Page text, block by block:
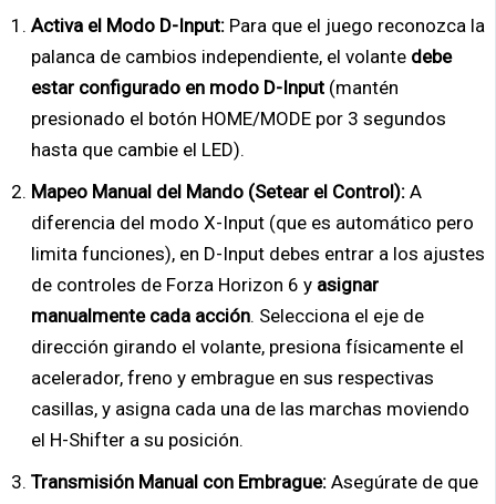
Activa el Modo D-Input: Para que el juego reconozca la
palanca de cambios independiente, el volante debe
estar configurado en modo D-Input (mantén
presionado el botón HOME/MODE por 3 segundos
hasta que cambie el LED).
Mapeo Manual del Mando (Setear el Control): A
diferencia del modo X-Input (que es automático pero
limita funciones), en D-Input debes entrar a los ajustes
de controles de Forza Horizon 6 y asignar
manualmente cada acción. Selecciona el eje de
dirección girando el volante, presiona físicamente el
acelerador, freno y embrague en sus respectivas
casillas, y asigna cada una de las marchas moviendo
el H-Shifter a su posición.
Transmisión Manual con Embrague: Asegúrate de que